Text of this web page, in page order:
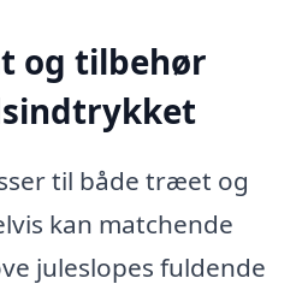
og tilbehør
til både træet og
kan matchende
juleslopes fuldende